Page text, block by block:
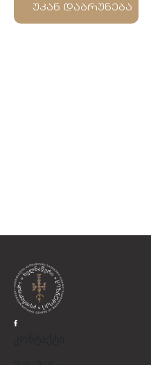
უკან დაბრუნება